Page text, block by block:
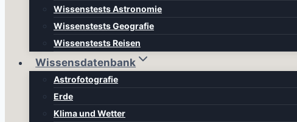
Wissenstests Astronomie
Wissenstests Geografie
Wissenstests Reisen
Wissensdatenbank
Astrofotografie
Erde
Klima und Wetter